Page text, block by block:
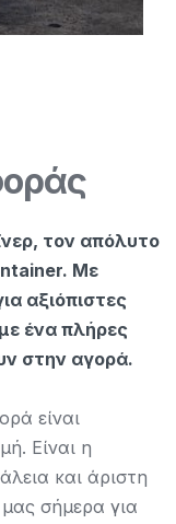
τον απόλυτο
Με
αξιόπιστες
ένα πλήρες
στην αγορά.
είναι
Είναι η
και άριστη
σήμερα για